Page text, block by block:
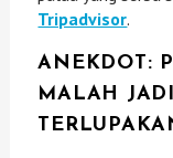
Tripadvisor.
ANEKDOT:
MALAH